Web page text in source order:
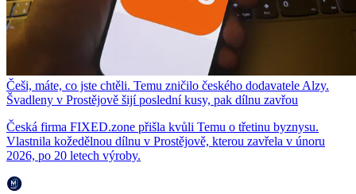
Češi, máte, co jste chtěli. Temu zničilo českého dodavatele Alzy.
Švadleny v Prostějově šijí poslední kusy, pak dílnu zavřou
Česká firma FIXED.zone přišla kvůli Temu o třetinu byznysu.
Vlastnila kožedělnou dílnu v Prostějově, kterou zavřela v únoru
2026, po 20 letech výroby.